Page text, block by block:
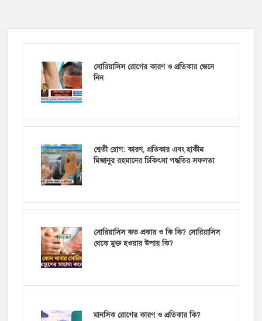
সোরিয়াসিস রোগের কারণ ও প্রতিকার জেনে
নিন
শ্বেতী রোগ: কারণ, প্রতিকার এবং হাকীম
মিজানুর রহমানের চিকিৎসা পদ্ধতির সফলতা
সোরিয়াসিস কত প্রকার ও কি কি? সোরিয়াসিস
থেকে মুক্ত হওয়ার উপায় কি?
মানসিক রোগের কারণ ও প্রতিকার কি?